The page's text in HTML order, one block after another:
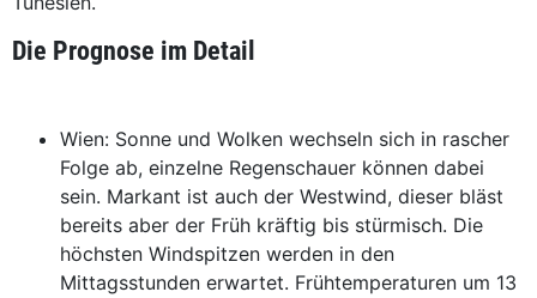
Die Prognose im Detail
Wien: Sonne und Wolken wechseln sich in rascher
Folge ab, einzelne Regenschauer können dabei
sein. Markant ist auch der Westwind, dieser bläst
bereits aber der Früh kräftig bis stürmisch. Die
höchsten Windspitzen werden in den
Mittagsstunden erwartet. Frühtemperaturen um 13